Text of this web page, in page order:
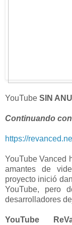
YouTube SIN
Continuando
https://
YouTube Vanced
amantes de
proyecto inició
YouTube, pero
desarrolladores
YouTube